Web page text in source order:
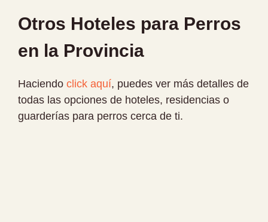
Otros Hoteles para Perros
en la Provincia
Haciendo click aquí, puedes ver más detalles de
todas las opciones de hoteles, residencias o
guarderías para perros cerca de ti.